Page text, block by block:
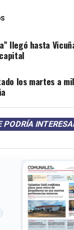
llegó hasta
los martes a
PODRÍA